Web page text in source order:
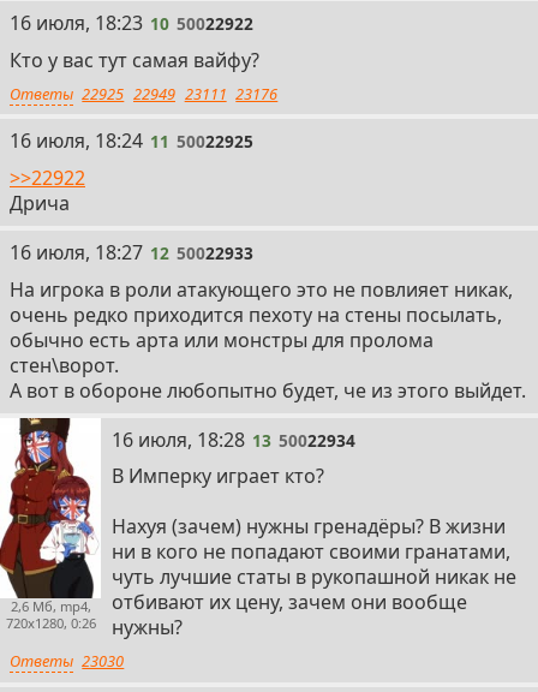
10
16 июля, 18:23 10 50022922
Кто у вас тут самая вайфу?
Ответы 22925 22949 23111 23176
11
16 июля, 18:24 11 50022925
>>22922
Дрича
12
16 июля, 18:27 12 50022933
На игрока в роли атакующего это не повлияет никак,
очень редко приходится пехоту на стены посылать,
обычно есть арта или монстры для пролома
стен\ворот.
А вот в обороне любопытно будет, че из этого выйдет.
2,6 Мб, mp4,
720x1280, 0:26
13
16 июля, 18:28 13 50022934
В Имперку играет кто?
Нахуя (зачем) нужны гренадёры? В жизни
ни в кого не попадают своими гранатами,
чуть лучшие статы в рукопашной никак не
отбивают их цену, зачем они вообще
нужны?
Ответы 23030